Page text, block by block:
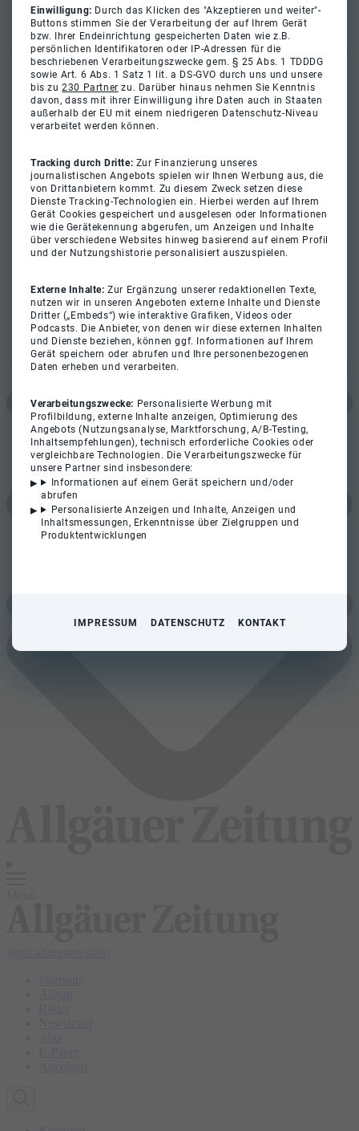
Einwilligung: Durch das Klicken des "Akzeptieren und weiter"-
Buttons stimmen Sie der Verarbeitung der auf Ihrem Gerät
bzw. Ihrer Endeinrichtung gespeicherten Daten wie z.B.
persönlichen Identifikatoren oder IP-Adressen für die
beschriebenen Verarbeitungszwecke gem. § 25 Abs. 1 TDDDG
sowie Art. 6 Abs. 1 Satz 1 lit. a DS-GVO durch uns und unsere
bis zu230 Partner zu. Darüber hinaus nehmen Sie Kenntnis
davon, dass mit ihrer Einwilligung ihre Daten auch in Staaten
außerhalb der EU mit einem niedrigeren Datenschutz-Niveau
verarbeitet werden können.
Tracking durch Dritte: Zur Finanzierung unseres
journalistischen Angebots spielen wir Ihnen Werbung aus, die
von Drittanbietern kommt. Zu diesem Zweck setzen diese
Dienste Tracking-Technologien ein. Hierbei werden auf Ihrem
Gerät Cookies gespeichert und ausgelesen oder Informationen
wie die Gerätekennung abgerufen, um Anzeigen und Inhalte
über verschiedene Websites hinweg basierend auf einem Profil
und der Nutzungshistorie personalisiert auszuspielen.
Externe Inhalte:Zur Ergänzung unserer redaktionellen Texte,
nutzen wir in unseren Angeboten externe Inhalte und Dienste
Dritter („Embeds“) wie interaktive Grafiken, Videos oder
Podcasts. Die Anbieter, von denen wir diese externen Inhalten
und Dienste beziehen, können ggf. Informationen auf Ihrem
Gerät speichern oder abrufen und Ihre personenbezogenen
Daten erheben und verarbeiten.
Verarbeitungszwecke: Personalisierte Werbung mit
Profilbildung, externe Inhalte anzeigen, Optimierung des
Angebots (Nutzungsanalyse, Marktforschung, A/B-Testing,
Inhaltsempfehlungen), technisch erforderliche Cookies oder
vergleichbare Technologien. Die Verarbeitungszwecke für
unsere Partner sind insbesondere:
Informationen auf einem Gerät speichern und/oder
abrufen
Personalisierte Anzeigen und Inhalte, Anzeigen und
Inhaltsmessungen, Erkenntnisse über Zielgruppen und
Produktentwicklungen
IMPRESSUM DATENSCHUTZ KONTAKT